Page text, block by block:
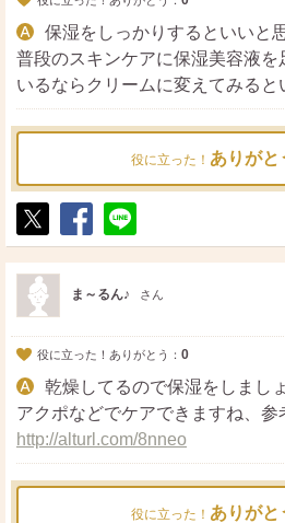
保湿をしっかりするといいと
普段のスキンケアに保湿美容液を
いるならクリームに変えてみると
役に立った！ ありがと
ポ
ス
ト
シ
ェ
送
る
ま～るん♪ さん
役に立った！ありがとう： 0
乾燥してるので保湿をしましょ
アクポなどでケアできますね、参
http://alturl.com/8nneo
役に立った！ ありがと